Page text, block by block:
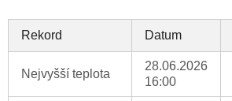
Rekord Datum
Nejvyšší teplota
28.06.2026
16:00